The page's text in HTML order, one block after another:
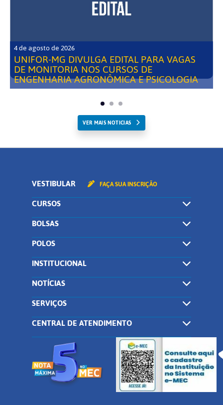
4 de agosto de 2026
UNIFOR-MG DIVULGA EDITAL PARA VAGAS
DE MONITORIA NOS CURSOS DE
ENGENHARIA AGRONÔMICA E PSICOLOGIA
VER MAIS NOTICIAS
VESTIBULAR FAÇA SUA INSCRIÇÃO
CURSOS
BOLSAS
POLOS
INSTITUCIONAL
NOTÍCIAS
SERVIÇOS
CENTRAL DE ATENDIMENTO